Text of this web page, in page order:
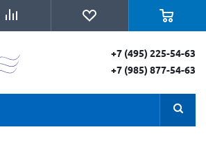
+7 (495) 225-54-63
+7 (985) 877-54-63